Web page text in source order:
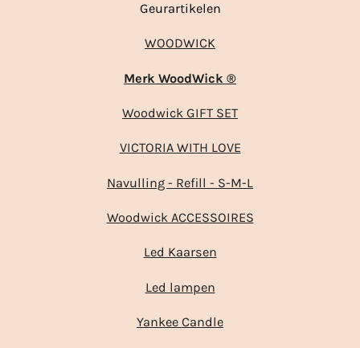
Geurartikelen
WOODWICK
Merk WoodWick ®
Woodwick GIFT SET
VICTORIA WITH LOVE
Navulling - Refill - S-M-L
Woodwick ACCESSOIRES
Led Kaarsen
Led lampen
Yankee Candle